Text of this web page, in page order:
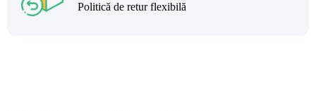
Politică de retur flexibilă